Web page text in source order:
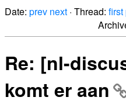
Date: prev next · Thread: first
Re: [nl-
komt er aan